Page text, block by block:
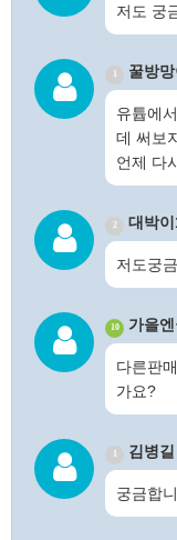
저도 궁
꿀방망
유튭에
데 써보
언제 다
2 대박
저도궁
10 가을
다른판
가요?
김병길
궁금합